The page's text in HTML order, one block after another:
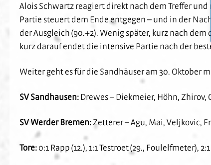
Alois Schwartz reagiert direkt nach dem Treffer
Partie steuert dem Ende entgegen – und in der
der Ausgleich (90.+2). Wenig später, kurz nach
kurz darauf endet die intensive Partie nach der
Weiter geht es für die Sandhäuser am 30. Oktober
SV Sandhausen:Drewes – Diekmeier, Höhn, Zhirov,
SV Werder Bremen:Zetterer – Agu, Mai, Veljkovic,
Tore:0:1 Rapp (12.), 1:1 Testroet (29., Foulelfmeter),